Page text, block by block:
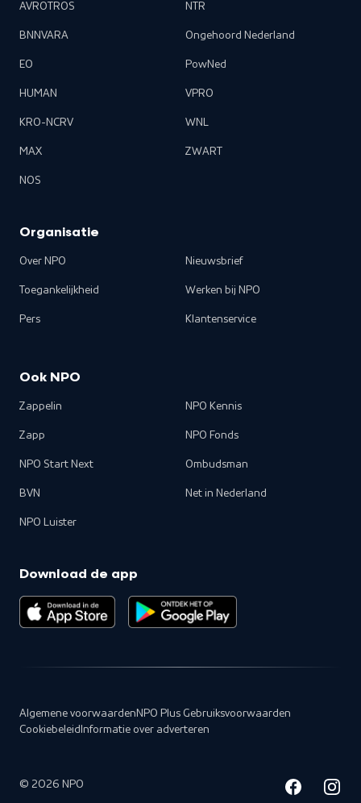
AVROTROS
BNNVARA
EO
HUMAN
KRO-NCRV
MAX
NOS
NTR
Ongehoord Nederland
PowNed
VPRO
WNL
ZWART
Organisatie
Over NPO
Toegankelijkheid
Pers
Nieuwsbrief
Werken bij NPO
Klantenservice
Ook NPO
Zappelin
Zapp
NPO Start Next
BVN
NPO Luister
NPO Kennis
NPO Fonds
Ombudsman
Net in Nederland
Download de app
Algemene voorwaarden NPO Plus Gebruiksvoorwaarden
Cookiebeleid Informatie over adverteren
© 2026 NPO